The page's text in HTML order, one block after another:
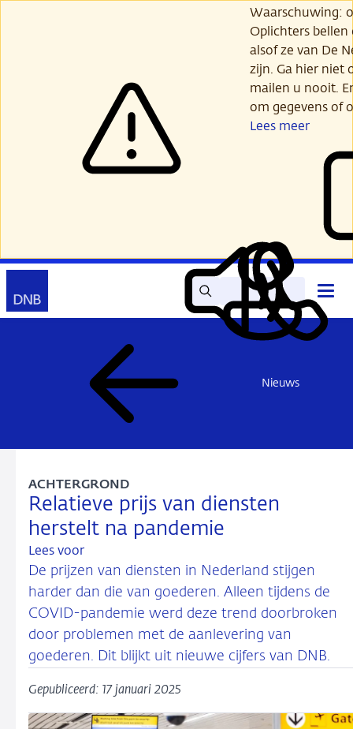
Waarschuwing:
Oplichters
alsof ze van De
zijn. Ga hier niet
mailen u nooit.
om gegevens of
Lees meer
Zoek Lees
voor
Mijn
DNB
Contact
Nieuws
Relatieve prijs van diensten
herstelt na pandemie
ACHTERGROND
Lees voor
De prijzen van diensten in Nederland stijgen
harder dan die van goederen. Alleen tijdens de
COVID-pandemie werd deze trend doorbroken
door problemen met de aanlevering van
goederen. Dit blijkt uit nieuwe cijfers van DNB.
Gepubliceerd: 17 januari 2025